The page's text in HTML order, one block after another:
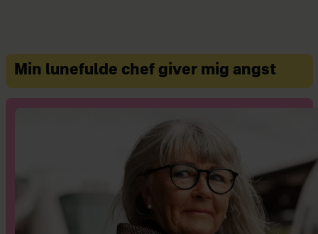
Min lunefulde chef giver mig angst